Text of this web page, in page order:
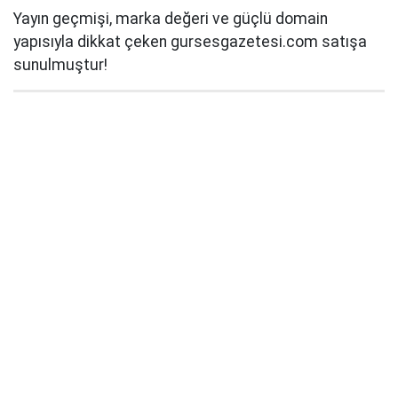
Yayın geçmişi, marka değeri ve güçlü domain
yapısıyla dikkat çeken gursesgazetesi.com satışa
sunulmuştur!